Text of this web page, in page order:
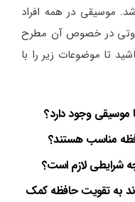
موسیقی در همه افراد
در خصوص آن مطرح
تا موضوعات زیر را با
وجود دارد؟
مناسب هستند؟
شرایطی لازم است؟
به تقویت حافظه کمک